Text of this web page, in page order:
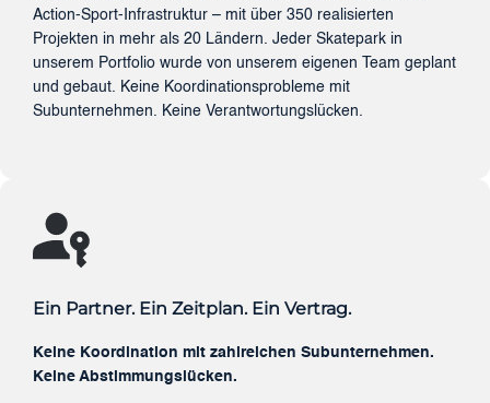
Action-Sport-Infrastruktur – mit über 350 realisierten
Projekten in mehr als 20 Ländern. Jeder Skatepark in
unserem Portfolio wurde von unserem eigenen Team geplant
und gebaut. Keine Koordinationsprobleme mit
Subunternehmen. Keine Verantwortungslücken.
Ein Partner. Ein Zeitplan. Ein Vertrag.
Keine Koordination mit zahlreichen Subunternehmen.
Keine Abstimmungslücken.